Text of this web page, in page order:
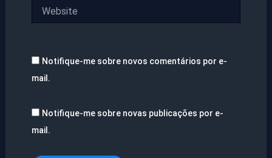
Notifique-me sobre novos comentários por e-
mail.
Notifique-me sobre novas publicações por e-
mail.